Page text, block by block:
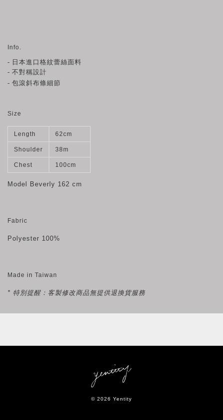
Info.
- 日本進口格紋蕾絲面料
- 不對稱設計
- 包滾斜布條細節
Size
Length 62cm
Shoulder 38m
Chest 100cm
Model Beverly 162 cm
Fabric
Polyester 100%
Made in Taiwan
* 特別提醒：客製修改商品無提供退換貨服務
© 2026 Yentity